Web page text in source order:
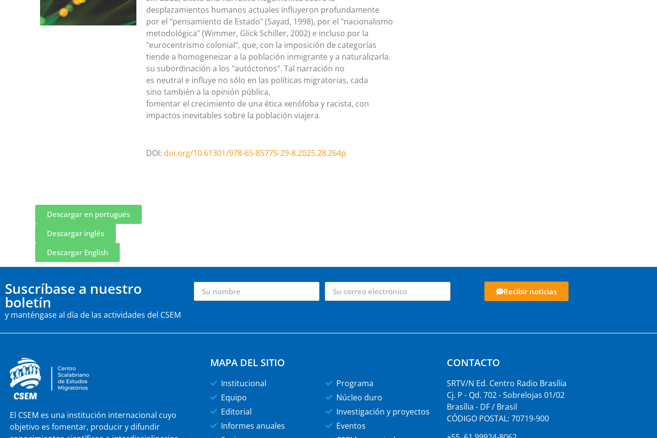
desplazamientos humanos actuales influyeron profundamente
por el "pensamiento de Estado" (Sayad, 1998), por el "nacionalismo
metodológica" (Wimmer, Glick Schiller, 2002) e incluso por la
"eurocentrismo colonial", que, con la imposición de categorías
tiende a homogeneizar a la población inmigrante y a naturalizarla.
su subordinación a los "autóctonos". Tal narración no
es neutral e influye no sólo en las políticas migratorias, cada
sino también a la opinión pública,
fomentar el crecimiento de una ética xenófoba y racista, con
impactos inevitables sobre la población viajera.
DOI: doi.org/10.61301/978-65-85775-29-8.2025.28.264p
Descargar en portugués
Descargar inglés
Descargar English
Suscríbase a nuestro
boletín
y manténgase al día de las actividades del CSEM
Recibir noticias
El CSEM es una institución internacional cuyo
objetivo es fomentar, producir y difundir
MAPA DEL SITIO
Institucional
Equipo
Editorial
Informes anuales
Programa
Núcleo duro
Investigación y proyectos
Eventos
CONTACTO
SRTV/N Ed. Centro Radio Brasília
Cj. P - Qd. 702 - Sobrelojas 01/02
Brasília - DF / Brasil
CÓDIGO POSTAL: 70719-900